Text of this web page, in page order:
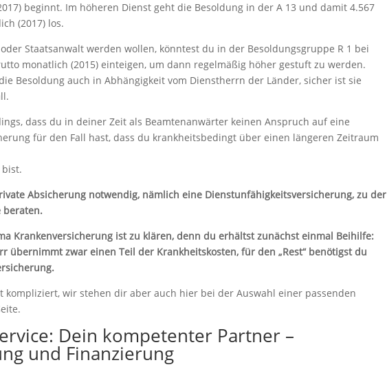
beginnt. Im höheren Dienst geht die Besoldung in der A 13 und damit 4.567
(2017) los.
Staatsanwalt werden wollen, könntest du in der Besoldungsgruppe R 1 bei
monatlich (2015) einteigen, um dann regelmäßig höher gestuft zu werden.
Besoldung auch in Abhängigkeit vom Dienstherrn der Länder, sicher ist sie
dass du in deiner Zeit als Beamtenanwärter keinen Anspruch auf eine
für den Fall hast, dass du krankheitsbedingt über einen längeren Zeitraum
Absicherung notwendig, nämlich eine Dienstunfähigkeitsversicherung, zu der
beraten.
Krankenversicherung ist zu klären, denn du erhältst zunächst einmal Beihilfe:
übernimmt zwar einen Teil der Krankheitskosten, für den „Rest“ benötigst du
kompliziert, wir stehen dir aber auch hier bei der Auswahl einer passenden
Dein kompetenter Partner –
und Finanzierung